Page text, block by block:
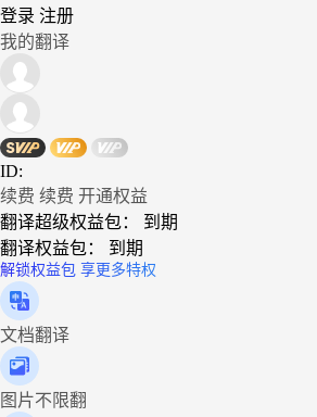
登录 注册
我的翻译
ID:
续费 续费 开通权益
翻译超级权益包：
到期
翻译权益包：
到期
解锁权益包 享更多特权
文档翻译
图片不限翻